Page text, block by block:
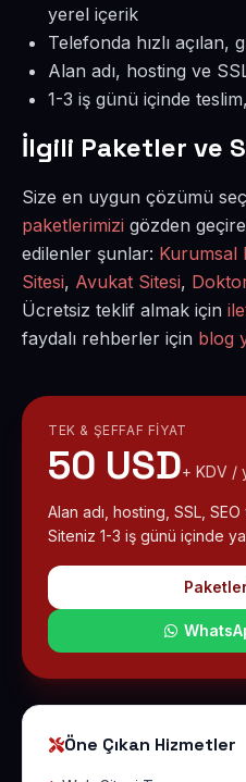
yerel içerik
Telefonda hızlı açılan,
Alan adı, hosting ve
1-3 iş günü içinde
İlgili Paketler ve
Size en uygun çözümü
paketlerimizi gözden
edilenler şunlar: Kurumsal
Sitesi, Avukat Sitesi,
Ücretsiz teklif almak için
faydalı rehberler için blog
TEK & ŞEFFAF FIYAT
50 USD+ KDV /
Alan adı, hosting, SSL,
Siteniz 1-3 iş günü içinde
Öne Çıkan Hizmetler